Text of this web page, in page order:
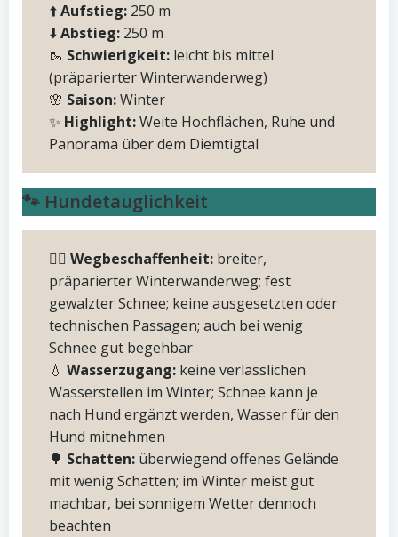
⬆️Aufstieg: 250 m
⬇️Abstieg: 250 m
🥾 Schwierigkeit: leicht bis mittel
(präparierter Winterwanderweg)
🌸 Saison:Winter
✨ Highlight:Weite Hochflächen, Ruhe und
Panorama über dem Diemtigtal
🐾 Hundetauglichkeit
🚶‍♂️ Wegbeschaffenheit: breiter,
präparierter Winterwanderweg; fest
gewalzter Schnee; keine ausgesetzten oder
technischen Passagen; auch bei wenig
Schnee gut begehbar
💧 Wasserzugang: keine verlässlichen
Wasserstellen im Winter; Schnee kann je
nach Hund ergänzt werden, Wasser für den
Hund mitnehmen
🌳 Schatten: überwiegend offenes Gelände
mit wenig Schatten; im Winter meist gut
machbar, bei sonnigem Wetter dennoch
beachten